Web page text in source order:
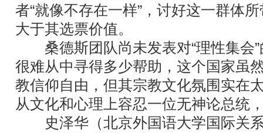
者“就像不存在一样”，讨好这一群体
大于其选票价值。
桑德斯团队尚未发表对“理性集会”
很难从中寻得多少帮助，这个国家虽
教信仰自由，但其宗教文化氛围实在
从文化和心理上容忍一位无神论总统
史泽华（北京外国语大学国际关